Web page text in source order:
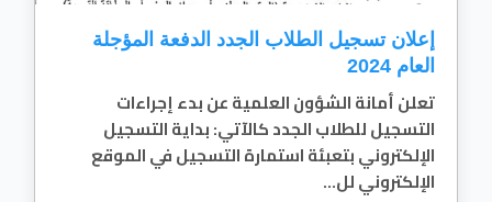
إعلان تسجيل الطلاب الجدد الدفعة المؤجلة
العام 2024
تعلن أمانة الشؤون العلمية عن بدء إجراءات
التسجيل للطلاب الجدد كالآتي: بداية التسجيل
الإلكتروني بتعبئة استمارة التسجيل في الموقع
الإلكتروني لل...